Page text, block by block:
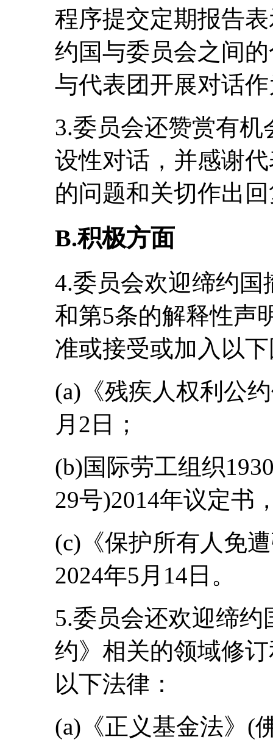
程序提交定期报告
约国与委员会之间
与代表团开展对话
3.委员会还赞赏有
设性对话，并感谢
的问题和关切作出
B.积极方面
4.委员会欢迎缔约
和第5条的解释性声
准或接受或加入以
(a)《残疾人权利公
月2日；
(b)国际劳工组织
29号)2014年议定书
(c)《保护所有人免
2024年5月14日。
5.委员会还欢迎缔
约》相关的领域修
以下法律：
(a)《正义基金法》(